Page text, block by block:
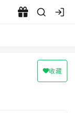
收藏